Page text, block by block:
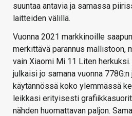
suuntaa antavia ja samassa
laitteiden välillä.
Vuonna 2021 markkinoille
merkittävä parannus mallistoon,
vain Xiaomi Mi 11 Liten
julkaisi jo samana vuonna
käytännössä koko ylemmässä
leikkasi erityisesti
nähden huomattavan paljon.